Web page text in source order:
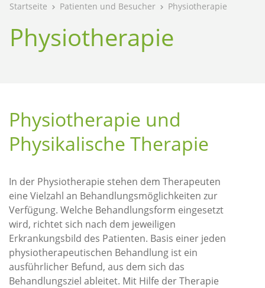
Startseite Patienten und Besucher Physiotherapie
Physiotherapie
Physiotherapie und
Physikalische Therapie
In der Physiotherapie stehen dem Therapeuten
eine Vielzahl an Behandlungsmöglichkeiten zur
Verfügung. Welche Behandlungsform eingesetzt
wird, richtet sich nach dem jeweiligen
Erkrankungsbild des Patienten. Basis einer jeden
physiotherapeutischen Behandlung ist ein
ausführlicher Befund, aus dem sich das
Behandlungsziel ableitet. Mit Hilfe der Therapie